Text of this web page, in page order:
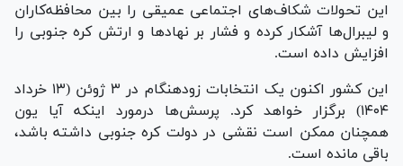
این تحولات شکاف‌های اجتماعی عمیقی را بین محافظه‌کاران
و لیبرال‌ها آشکار کرده و فشار بر نهاد‌ها و ارتش کره جنوبی را
افزایش داده است.
این کشور اکنون یک انتخابات زودهنگام در ۳ ژوئن (۱۳ خرداد
۱۴۰۴) برگزار خواهد کرد. پرسش‌ها درمورد اینکه آیا یون
همچنان ممکن است نقشی در دولت کره جنوبی داشته باشد،
باقی مانده است.